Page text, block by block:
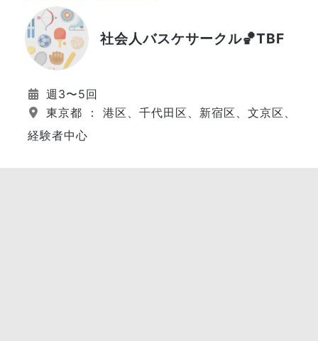
社会人バスケサークル🏀TBF
週3〜5回
東京都 ： 港区、千代田区、新宿区、文京区、江
経験者中心